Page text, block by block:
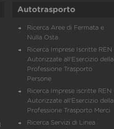
Autotrasporto
Ricerca Aree di Fermata e
Nulla Osta
Ricerca Imprese Iscritte REN
Autorizzate all'Esercizio della
Professione Trasporto
Persone
Ricerca Imprese iscritte REN
Autorizzate all'Esercizio della
Professione Trasporto Merci
Ricerca Servizi di Linea